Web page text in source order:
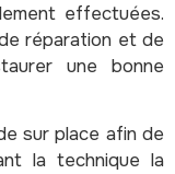
effectuées.
réparation et de
une bonne
sur place afin de
la technique la